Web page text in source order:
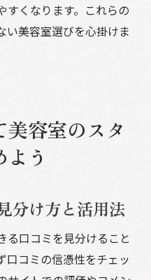
すくなります。これらの
い美容室選びを心掛けま
容室のスタ
う
分け方と活用法
る口コミを見分けること
口コミの信憑性をチェッ